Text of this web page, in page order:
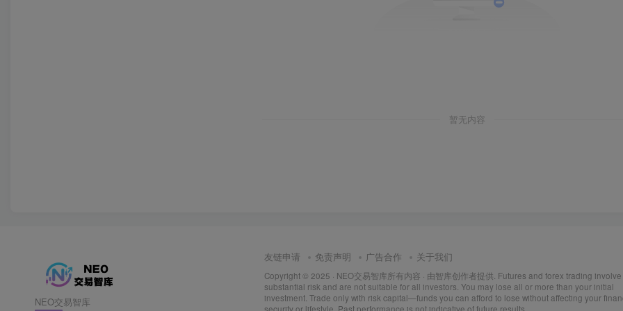
暂无内容
NEO交易智库
友链申请 免责声明 广告合作 关于我们
Copyright © 2025 · NEO交易智库所有内容 · 由智库创作者提供. Futures and forex trading involve
substantial risk and are not suitable for all investors. You may lose all or more than your initial
investment. Trade only with risk capital—funds you can afford to lose without affecting your